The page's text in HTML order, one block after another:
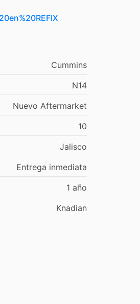
Cummins
N14
Nuevo Aftermarket
10
Jalisco
Entrega inmediata
1 año
Knadian